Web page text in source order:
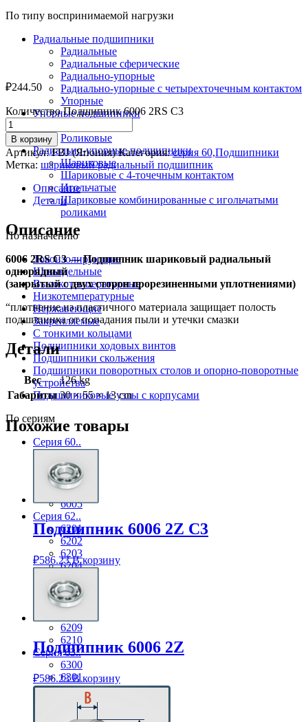
По типу воспринимаемой нагрузки
Радиальные подшипники
Радиальные
Радиальные сферические
Радиально-упорные
Радиально-упорные с четырехточечным контактом
Упорные
Упорные подшипники
Роликовые
Радиально-упорные подшипники
Шариковые
Шариковые с 4-точечным контактом
Игольчатые
Шариковые комбинированные с игольчатыми
роликами
По назначению
Токоизолирующие
Шпиндельные
Высокотемпературные
Низкотемпературные
Нержавеющие
Закрепляемые
С тонкими кольцами
Подшипники ходовых винтов
Подшипники скольжения
Подшипники поворотных столов и опорно-поворотные
устройства
Подшипниковые узлы с корпусами
По сериям
Серия 60..
6001
6002
6003
6004
6005
Серия 62..
6201
6202
6203
6204
6205
6206
6207
6209
6210
Серия 63..
6300
6301
6302
6303
₽244.50
Количество Подшипник 6006 2RS C3
В корзину
Артикул:FBJ (Япония) Категория:серия 60,Подшипники
Метка: шариковый радиальный подшипник
Описание
Детали
Описание
6006 2RS C3 — Подшипник шариковый радиальный
однорядный
(закрытый с двух сторон прорезиненными уплотнениями)
“плотнение из пластичного материала защищает полость
подшипника от попадания пыли и утечки смазки
Детали
Вес
126 kg
Габариты 30 × 55 × 13 cm
Похожие товары
Подшипник 6006 2Z C3
₽586.23 В корзину
Подшипник 6006 2Z
₽586.23 В корзину